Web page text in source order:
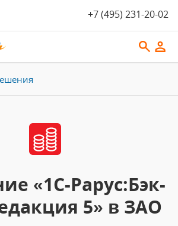
+7 (495) 231-20-02
«1С-Рарус:Бэк-
5» в ЗАО